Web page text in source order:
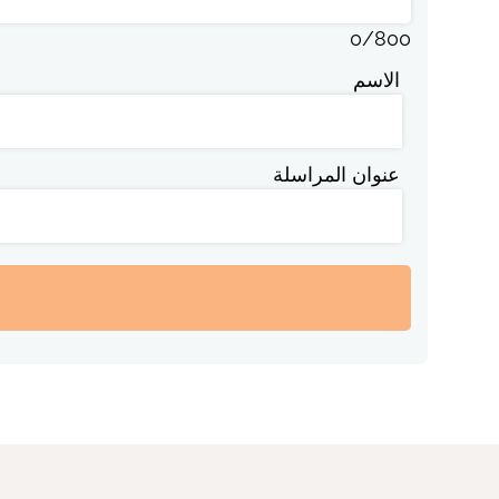
0/800
الاسم
عنوان المراسلة